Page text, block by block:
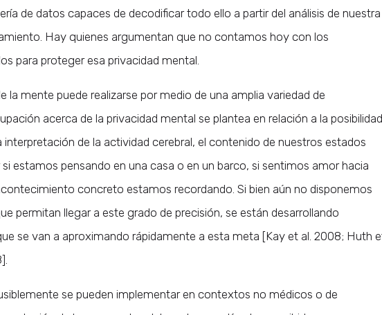
de datos capaces de decodificar todo ello a partir del análisis de nuestra
Hay quienes argumentan que no contamos hoy con los
para proteger esa privacidad mental.
la mente puede realizarse por medio de una amplia variedad de
acerca de la privacidad mental se plantea en relación a la posibilidad
interpretación de la actividad cerebral, el contenido de nuestros estados
estamos pensando en una casa o en un barco, si sentimos amor hacia
concreto estamos recordando. Si bien aún no disponemos
permitan llegar a este grado de precisión, se están desarrollando
se van a aproximando rápidamente a esta meta [Kay et al. 2008; Huth
se pueden implementar en contextos no médicos o de